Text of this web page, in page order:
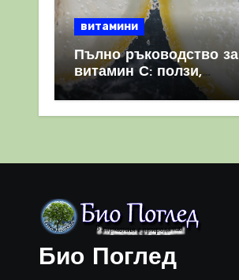
витамини
Пълно ръководство за
витамин С: ползи,
източници и защо е
важен за имунната
Био Поглед